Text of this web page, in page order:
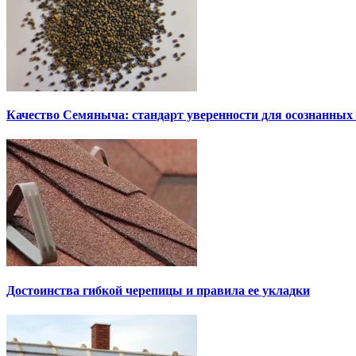
Качество Семяныча: стандарт уверенности для осознанных
Достоинства гибкой черепицы и правила ее укладки